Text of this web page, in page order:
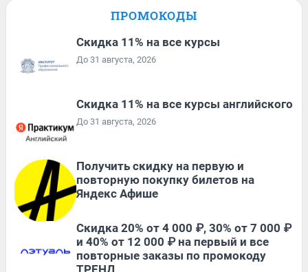
ПРОМОКОДЫ
Скидка 11% на все курсы
До 31 августа, 2026
Скидка 11% на все курсы английского
До 31 августа, 2026
Получить скидку на первую и
повторную покупку билетов на
Яндекс Афише
Скидка 20% от 4 000 ₽, 30% от 7 000 ₽
и 40% от 12 000 ₽ на первый и все
повторные заказы по промокоду
ТРЕНД